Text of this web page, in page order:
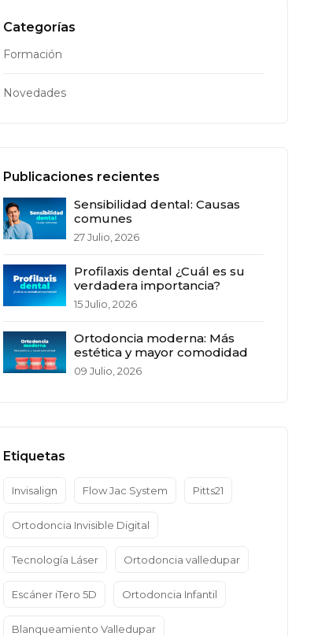
Categorías
Formación
Novedades
Publicaciones recientes
Sensibilidad dental: Causas
comunes
27 Julio, 2026
Profilaxis dental ¿Cuál es su
verdadera importancia?
15 Julio, 2026
Ortodoncia moderna: Más
estética y mayor comodidad
09 Julio, 2026
Etiquetas
Invisalign Flow Jac System Pitts21
Ortodoncia Invisible Digital
Tecnología Láser Ortodoncia valledupar
Escáner iTero 5D Ortodoncia Infantil
Blanqueamiento Valledupar